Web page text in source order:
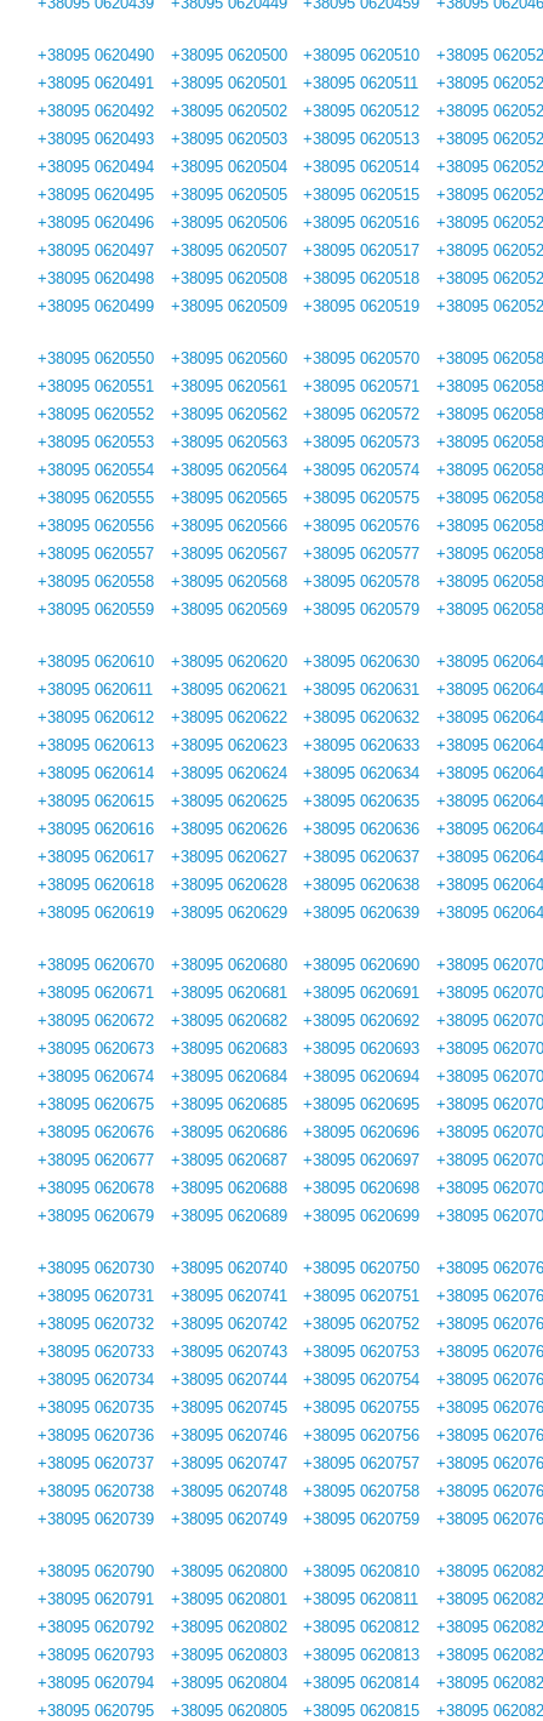
+38095 0620490
+38095 0620491
+38095 0620492
+38095 0620493
+38095 0620494
+38095 0620495
+38095 0620496
+38095 0620497
+38095 0620498
+38095 0620499
+38095 0620500
+38095 0620501
+38095 0620502
+38095 0620503
+38095 0620504
+38095 0620505
+38095 0620506
+38095 0620507
+38095 0620508
+38095 0620509
+38095 0620510
+38095 0620511
+38095 0620512
+38095 0620513
+38095 0620514
+38095 0620515
+38095 0620516
+38095 0620517
+38095 0620518
+38095 0620519
+38095
+38095
+38095
+38095
+38095
+38095
+38095
+38095
+38095
+38095
+38095 0620550
+38095 0620551
+38095 0620552
+38095 0620553
+38095 0620554
+38095 0620555
+38095 0620556
+38095 0620557
+38095 0620558
+38095 0620559
+38095 0620560
+38095 0620561
+38095 0620562
+38095 0620563
+38095 0620564
+38095 0620565
+38095 0620566
+38095 0620567
+38095 0620568
+38095 0620569
+38095 0620570
+38095 0620571
+38095 0620572
+38095 0620573
+38095 0620574
+38095 0620575
+38095 0620576
+38095 0620577
+38095 0620578
+38095 0620579
+38095
+38095
+38095
+38095
+38095
+38095
+38095
+38095
+38095
+38095
+38095 0620610
+38095 0620611
+38095 0620612
+38095 0620613
+38095 0620614
+38095 0620615
+38095 0620616
+38095 0620617
+38095 0620618
+38095 0620619
+38095 0620620
+38095 0620621
+38095 0620622
+38095 0620623
+38095 0620624
+38095 0620625
+38095 0620626
+38095 0620627
+38095 0620628
+38095 0620629
+38095 0620630
+38095 0620631
+38095 0620632
+38095 0620633
+38095 0620634
+38095 0620635
+38095 0620636
+38095 0620637
+38095 0620638
+38095 0620639
+38095
+38095
+38095
+38095
+38095
+38095
+38095
+38095
+38095
+38095
+38095 0620670
+38095 0620671
+38095 0620672
+38095 0620673
+38095 0620674
+38095 0620675
+38095 0620676
+38095 0620677
+38095 0620678
+38095 0620679
+38095 0620680
+38095 0620681
+38095 0620682
+38095 0620683
+38095 0620684
+38095 0620685
+38095 0620686
+38095 0620687
+38095 0620688
+38095 0620689
+38095 0620690
+38095 0620691
+38095 0620692
+38095 0620693
+38095 0620694
+38095 0620695
+38095 0620696
+38095 0620697
+38095 0620698
+38095 0620699
+38095
+38095
+38095
+38095
+38095
+38095
+38095
+38095
+38095
+38095
+38095 0620730
+38095 0620731
+38095 0620732
+38095 0620733
+38095 0620734
+38095 0620735
+38095 0620736
+38095 0620737
+38095 0620738
+38095 0620739
+38095 0620740
+38095 0620741
+38095 0620742
+38095 0620743
+38095 0620744
+38095 0620745
+38095 0620746
+38095 0620747
+38095 0620748
+38095 0620749
+38095 0620750
+38095 0620751
+38095 0620752
+38095 0620753
+38095 0620754
+38095 0620755
+38095 0620756
+38095 0620757
+38095 0620758
+38095 0620759
+38095
+38095
+38095
+38095
+38095
+38095
+38095
+38095
+38095
+38095
+38095 0620790
+38095 0620791
+38095 0620792
+38095 0620793
+38095 0620794
+38095 0620795
+38095 0620800
+38095 0620801
+38095 0620802
+38095 0620803
+38095 0620804
+38095 0620805
+38095 0620810
+38095 0620811
+38095 0620812
+38095 0620813
+38095 0620814
+38095 0620815
+38095
+38095
+38095
+38095
+38095
+38095